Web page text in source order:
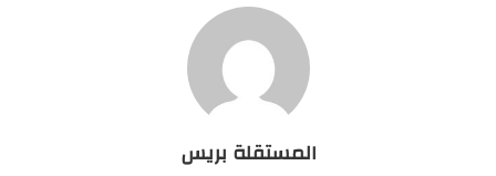
المستقلة بريس